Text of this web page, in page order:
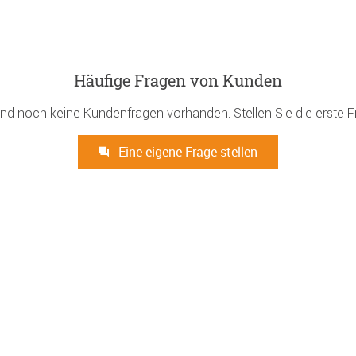
Häufige Fragen von Kunden
noch keine Kundenfragen vorhanden. Stellen Sie die erste
Eine eigene Frage stellen